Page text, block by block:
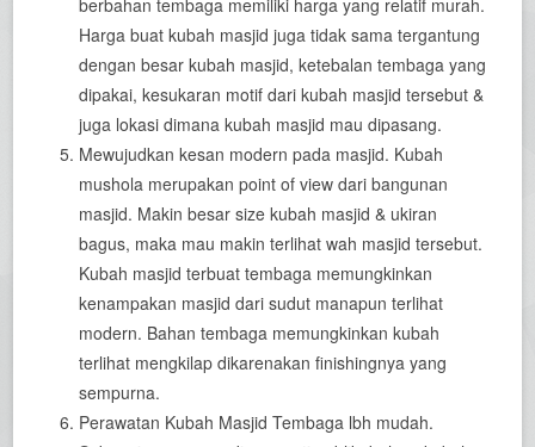
berbahan tembaga memiliki harga yang relatif murah.
Harga buat kubah masjid juga tidak sama tergantung
dengan besar kubah masjid, ketebalan tembaga yang
dipakai, kesukaran motif dari kubah masjid tersebut &
juga lokasi dimana kubah masjid mau dipasang.
Mewujudkan kesan modern pada masjid. Kubah
mushola merupakan point of view dari bangunan
masjid. Makin besar size kubah masjid & ukiran
bagus, maka mau makin terlihat wah masjid tersebut.
Kubah masjid terbuat tembaga memungkinkan
kenampakan masjid dari sudut manapun terlihat
modern. Bahan tembaga memungkinkan kubah
terlihat mengkilap dikarenakan finishingnya yang
sempurna.
Perawatan Kubah Masjid Tembaga lbh mudah.